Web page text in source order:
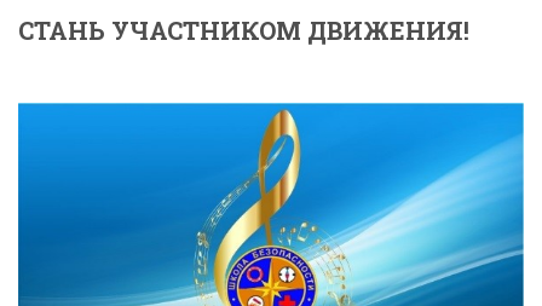
СТАНЬ УЧАСТНИКОМ ДВИЖЕНИЯ!